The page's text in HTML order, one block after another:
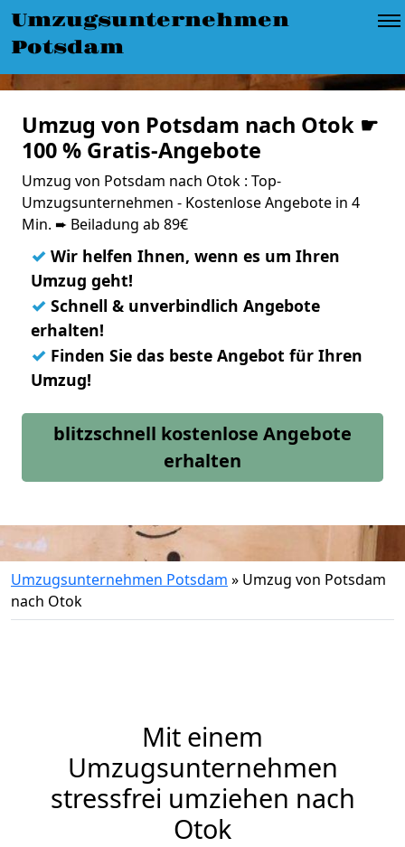
Umzugsunternehmen
Potsdam
Umzug von Potsdam nach Otok ☛
100 % Gratis-Angebote
Umzug von Potsdam nach Otok : Top-
Umzugsunternehmen - Kostenlose Angebote in 4
Min. ➨ Beiladung ab 89€
✓ Wir helfen Ihnen, wenn es um Ihren
Umzug geht!
✓ Schnell & unverbindlich Angebote
erhalten!
✓ Finden Sie das beste Angebot für Ihren
Umzug!
blitzschnell kostenlose Angebote
erhalten
Umzugsunternehmen Potsdam » Umzug von Potsdam
nach Otok
Mit einem
Umzugsunternehmen
stressfrei umziehen nach
Otok